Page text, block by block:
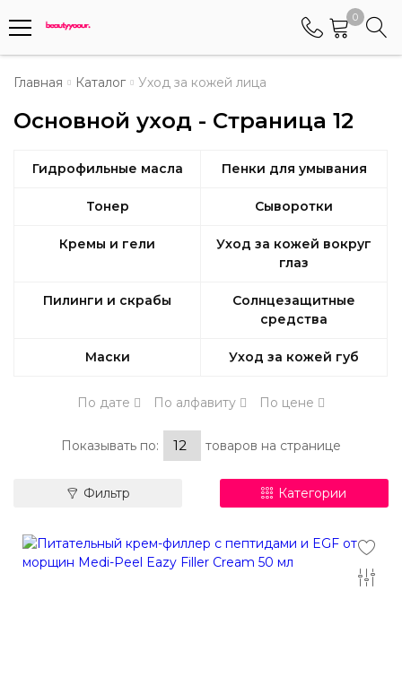
0
Телефоны
+375 (29) 8405655
+375 (29) 5487677
Главная Каталог Уход за кожей лица
Основной уход - Страница 12
Гидрофильные масла Пенки для умывания
Тонер Сыворотки
Кремы и гели
Уход за кожей вокруг
глаз
Пилинги и скрабы
Солнцезащитные
средства
Маски Уход за кожей губ
По дате По алфавиту По цене
Показывать по: товаров на странице
Фильтр Категории